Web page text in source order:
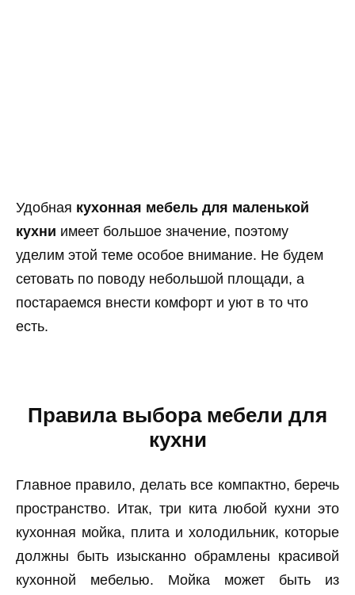
Удобная кухонная мебель для маленькой
кухни имеет большое значение, поэтому
уделим этой теме особое внимание. Не будем
сетовать по поводу небольшой площади, а
постараемся внести комфорт и уют в то что
есть.
Правила выбора мебели для
кухни
Главное правило, делать все компактно, беречь
пространство. Итак, три кита любой кухни это
кухонная мойка, плита и холодильник, которые
должны быть изысканно обрамлены красивой
кухонной мебелью. Мойка может быть из